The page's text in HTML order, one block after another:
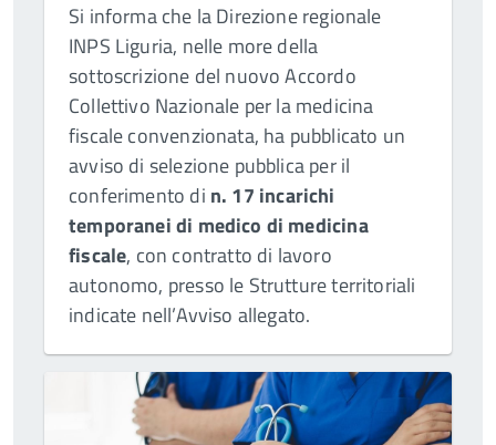
Si informa che la Direzione regionale
INPS Liguria, nelle more della
sottoscrizione del nuovo Accordo
Collettivo Nazionale per la medicina
fiscale convenzionata, ha pubblicato un
avviso di selezione pubblica per il
conferimento di n. 17 incarichi
temporanei di medico di medicina
fiscale, con contratto di lavoro
autonomo, presso le Strutture territoriali
indicate nell’Avviso allegato.